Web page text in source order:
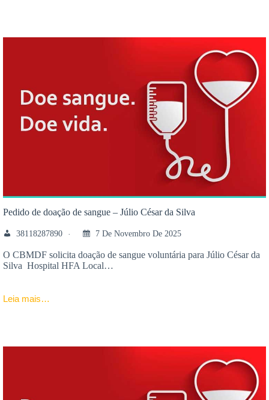
Pedido de doação de sangue – Júlio César da Silva
38118287890 7 De Novembro De 2025
O CBMDF solicita doação de sangue voluntária para Júlio César da
Silva Hospital HFA Local…
Leia mais…